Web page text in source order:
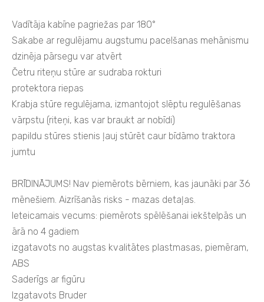
Vadītāja kabīne pagriežas par 180°
Sakabe ar regulējamu augstumu pacelšanas mehānismu
dzinēja pārsegu var atvērt
Četru riteņu stūre ar sudraba rokturi
protektora riepas
Krabja stūre regulējama, izmantojot slēptu regulēšanas
vārpstu (riteņi, kas var braukt ar nobīdi)
papildu stūres stienis ļauj stūrēt caur bīdāmo traktora
jumtu
BRĪDINĀJUMS! Nav piemērots bērniem, kas jaunāki par 36
mēnešiem. Aizrīšanās risks - mazas detaļas.
Ieteicamais vecums: piemērots spēlēšanai iekštelpās un
ārā no 4 gadiem
izgatavots no augstas kvalitātes plastmasas, piemēram,
ABS
Saderīgs ar figūru
Izgatavots Bruder